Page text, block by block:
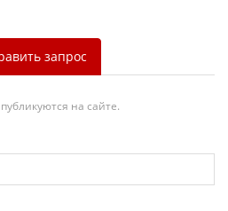
запрос
на сайте.